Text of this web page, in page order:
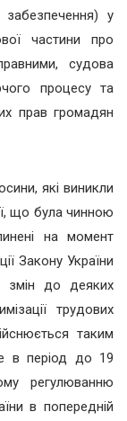
забезпечення) у
частини про
cудова
процесу та
прав громадян
які виникли
що була чинною
на момент
Закону України
змін до деяких
трудових
таким
в період до 19
регулюванню
в попередній